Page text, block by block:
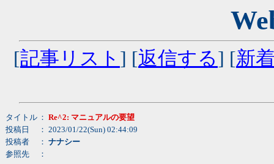
[記事リスト ] [返信する] [新
タイトル ： Re^2: マニュアルの要望
投稿日
： 2023/01/22(Sun) 02:44:09
投稿者
： ナナシー
参照先
：